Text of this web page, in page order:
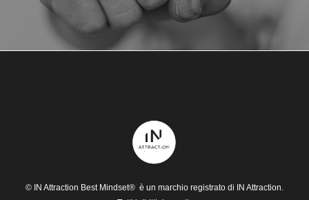
© IN Attraction Best Mindset® è un marchio registrato di IN Attraction.